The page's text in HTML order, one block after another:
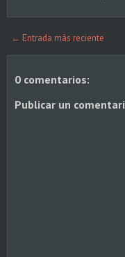
← Entrada más reciente
0 comentarios:
Publicar un